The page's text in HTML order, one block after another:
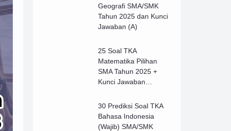
Geografi SMA/SMK
Tahun 2025 dan Kunci
Jawaban (A)
25 Soal TKA
Matematika Pilihan
SMA Tahun 2025 +
Kunci Jawaban
30 Prediksi Soal TKA
Bahasa Indonesia
(Wajib) SMA/SMK